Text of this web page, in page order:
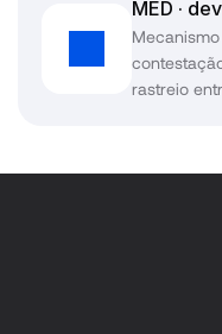
MED ·
rastreio